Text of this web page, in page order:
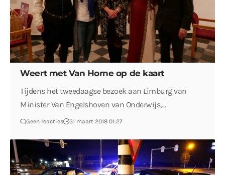
Weert met Van Horne op de kaart
Tijdens het tweedaagse bezoek aan Limburg van
Minister Van Engelshoven van Onderwijs,…
Geen reacties 31 maart 2018 01:27